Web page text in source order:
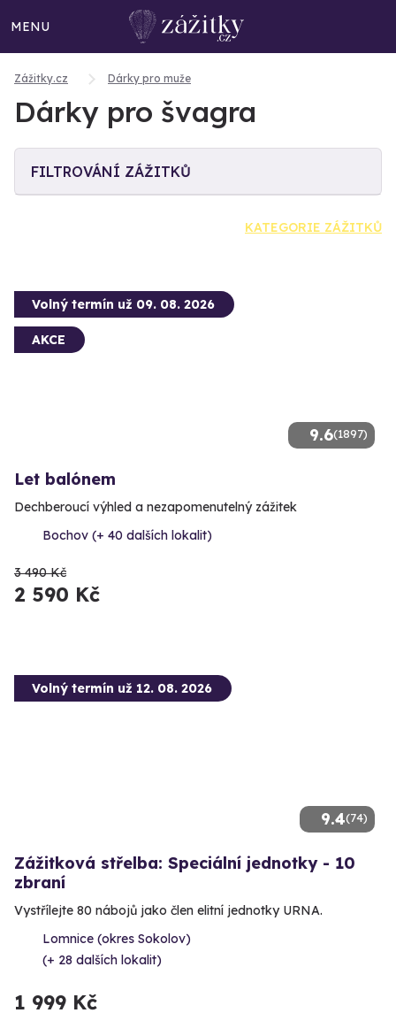
MENU
Zážitky.cz Dárky pro muže
Dárky pro švagra
FILTROVÁNÍ ZÁŽITKŮ
KATEGORIE ZÁŽITKŮ
9.6(1897)
Volný termín už 09. 08. 2026
AKCE
Let balónem
Dechberoucí výhled a nezapomenutelný zážitek
Bochov (+ 40 dalších lokalit)
3 490 Kč
2 590 Kč
9.4(74)
Volný termín už 12. 08. 2026
Zážitková střelba: Speciální jednotky - 10
zbraní
Vystřílejte 80 nábojů jako člen elitní jednotky URNA.
Lomnice (okres Sokolov)
(+ 28 dalších lokalit)
1 999 Kč